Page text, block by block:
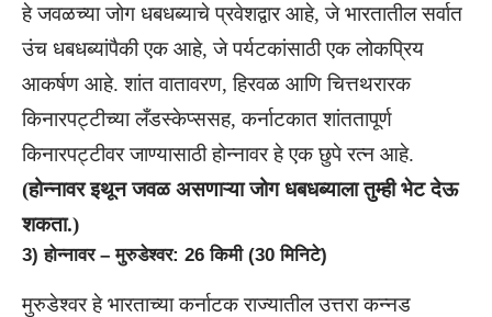
हे जवळच्या जोग धबधब्याचे प्रवेशद्वार आहे, जे भारतातील सर्वात
उंच धबधब्यांपैकी एक आहे, जे पर्यटकांसाठी एक लोकप्रिय
आकर्षण आहे. शांत वातावरण, हिरवळ आणि चित्तथरारक
किनारपट्टीच्या लँडस्केप्ससह, कर्नाटकात शांततापूर्ण
किनारपट्टीवर जाण्यासाठी होन्नावर हे एक छुपे रत्न आहे.
(होन्नावर इथून जवळ असणाऱ्या जोग धबधब्याला तुम्ही भेट देऊ
शकता.)
3) होन्नावर – मुरुडेश्वर: 26 किमी (30 मिनिटे)
मुरुडेश्वर हे भारताच्या कर्नाटक राज्यातील उत्तरा कन्नड